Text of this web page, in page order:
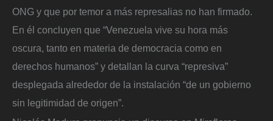
ONG y que por temor a más represalias no han firmado.
En él concluyen que “Venezuela vive su hora más
oscura, tanto en materia de democracia como en
derechos humanos” y detallan la curva “represiva”
desplegada alrededor de la instalación “de un gobierno
sin legitimidad de origen”.